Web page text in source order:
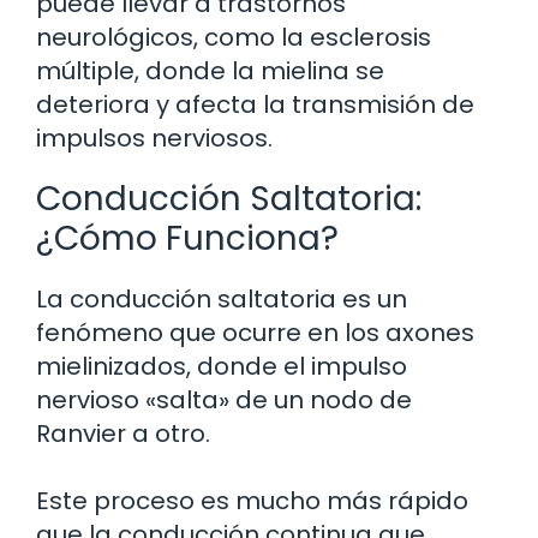
neurológicos, como la esclerosis
múltiple, donde la mielina se
deteriora y afecta la transmisión de
impulsos nerviosos.
Conducción Saltatoria:
¿Cómo Funciona?
La conducción saltatoria es un
fenómeno que ocurre en los axones
mielinizados, donde el impulso
nervioso «salta» de un nodo de
Ranvier a otro.
Este proceso es mucho más rápido